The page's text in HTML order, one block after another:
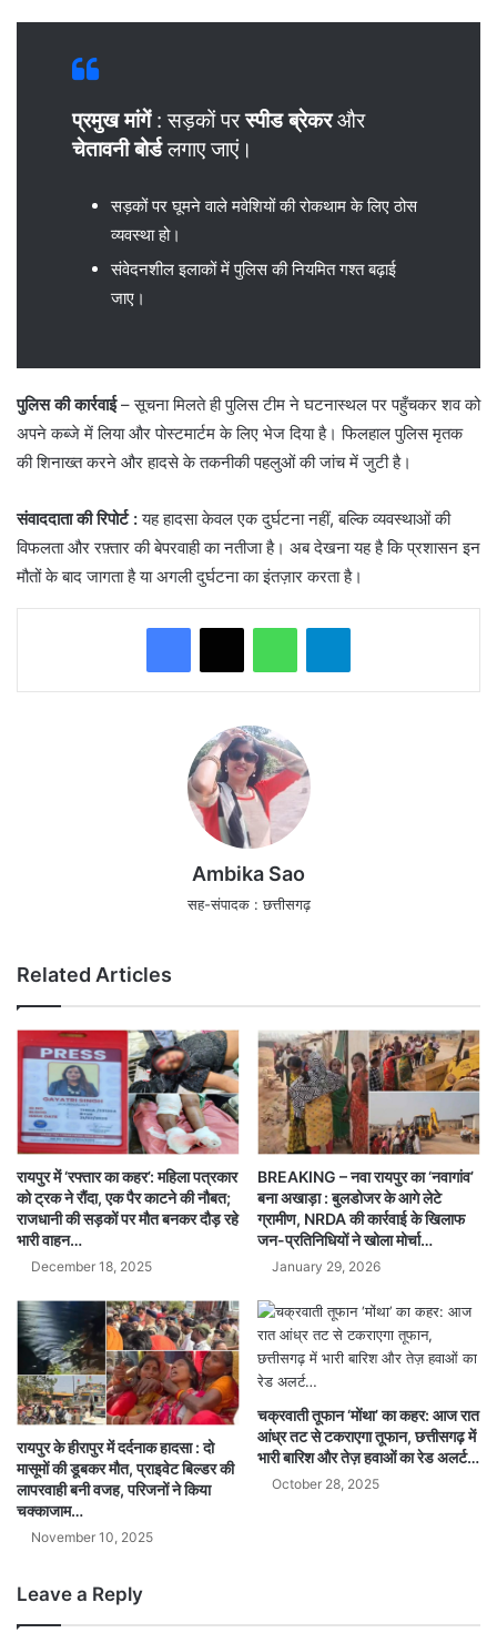
प्रमुख मांगें: सड़कों परस्पीड ब्रेकरऔर
चेतावनी बोर्डलगाए जाएं।
​सड़कों पर घूमने वाले मवेशियों की रोकथाम के लिए ठोस
व्यवस्था हो।
​संवेदनशील इलाकों में पुलिस की नियमित गश्त बढ़ाई
जाए।
पुलिस की कार्रवाई– सूचना मिलते ही पुलिस टीम ने घटनास्थल पर पहुँचकर शव को
अपने कब्जे में लिया और पोस्टमार्टम के लिए भेज दिया है। फिलहाल पुलिस मृतक
की शिनाख्त करने और हादसे के तकनीकी पहलुओं की जांच में जुटी है।
संवाददाता की रिपोर्ट :यह हादसा केवल एक दुर्घटना नहीं, बल्कि व्यवस्थाओं की
विफलता और रफ़्तार की बेपरवाही का नतीजा है। अब देखना यह है कि प्रशासन इन
मौतों के बाद जागता है या अगली दुर्घटना का इंतज़ार करता है।
WhatsAppTelegram
Ambika Sao
सह-संपादक : छत्तीसगढ़
Related Articles
रायपुर में ‘रफ्तार का कहर’: महिला पत्रकार
को ट्रक ने रौंदा, एक पैर काटने की नौबत;
राजधानी की सड़कों पर मौत बनकर दौड़ रहे
भारी वाहन…
December 18, 2025
BREAKING – नवा रायपुर का ‘नवागांव’
बना अखाड़ा : बुलडोजर के आगे लेटे
ग्रामीण, NRDA की कार्रवाई के खिलाफ
जन-प्रतिनिधियों ने खोला मोर्चा…
January 29, 2026
रायपुर के हीरापुर में दर्दनाक हादसा : दो
मासूमों की डूबकर मौत, प्राइवेट बिल्डर की
लापरवाही बनी वजह, परिजनों ने किया
चक्काजाम…
November 10, 2025
चक्रवाती तूफान ‘मोंथा’ का कहर: आज रात
आंध्र तट से टकराएगा तूफान, छत्तीसगढ़ में
भारी बारिश और तेज़ हवाओं का रेड अलर्ट…
October 28, 2025
Leave a Reply